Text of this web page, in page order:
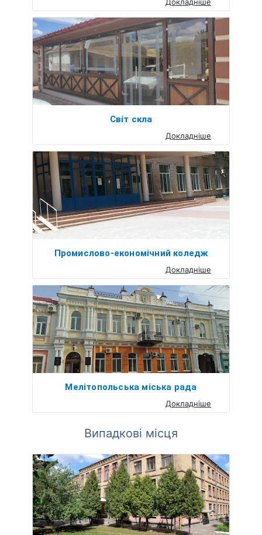
Світ скла
Докладніше
Промислово-економічний коледж
Докладніше
Мелітопольська міська рада
Докладніше
Випадкові місця